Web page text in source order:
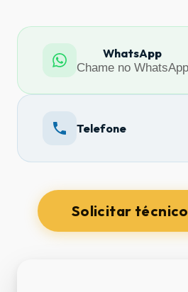
WhatsApp
Chame no WhatsApp
Telefone
Solicitar